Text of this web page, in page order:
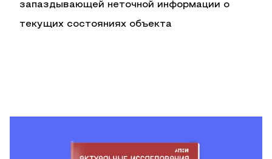
запаздывающей неточной информации о
текущих состояниях объекта